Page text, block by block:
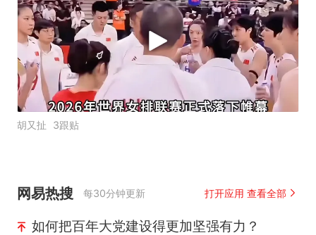
胡又扯 3跟贴
网易热搜 每30分钟更新 打开应用 查看全部
如何把百年大党建设得更加坚强有力？